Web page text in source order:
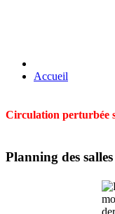
Accueil
Circulation perturbée
Planning des salles